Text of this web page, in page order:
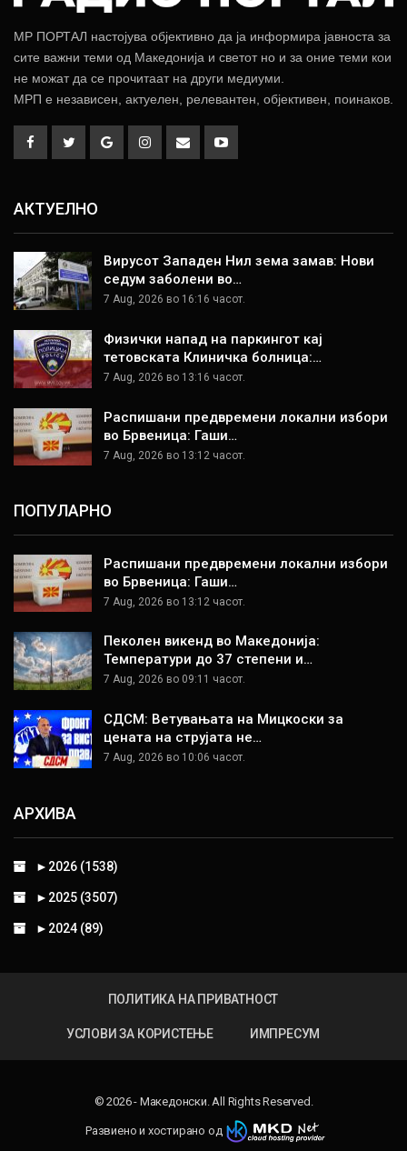
МР ПОРТАЛ настојува објективно да ја информира јавноста за
сите важни теми од Македонија и светот но и за оние теми кои
не можат да се прочитаат на други медиуми.
МРП е независен, актуелен, релевантен, објективен, поинаков.
АКТУЕЛНО
Вирусот Западен Нил зема замав: Нови
седум заболени во…
7 Aug, 2026 во 16:16 часот.
Физички напад на паркингот кај
тетовската Клиничка болница:…
7 Aug, 2026 во 13:16 часот.
Распишани предвремени локални избори
во Брвеница: Гаши…
7 Aug, 2026 во 13:12 часот.
ПОПУЛАРНО
Распишани предвремени локални избори
во Брвеница: Гаши…
7 Aug, 2026 во 13:12 часот.
Пеколен викенд во Македонија:
Температури до 37 степени и…
7 Aug, 2026 во 09:11 часот.
СДСМ: Ветувањата на Мицкоски за
цената на струјата не…
7 Aug, 2026 во 10:06 часот.
АРХИВА
► 2026 (1538)
► 2025 (3507)
► 2024 (89)
ПОЛИТИКА НА ПРИВАТНОСТ
УСЛОВИ ЗА КОРИСТЕЊЕ ИМПРЕСУМ
© 2026 - Македонски. All Rights Reserved.
Развиено и хостирано од